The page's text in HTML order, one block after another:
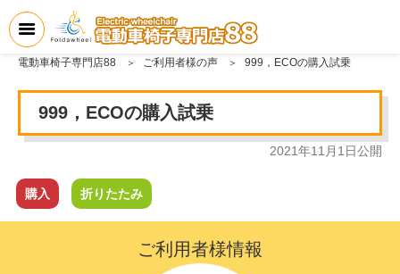
電動車椅子専門店88 ご利用者様の声 999，ECOの購入試乗
999，ECOの購入試乗
2021年11月1日公開
購入 折りたたみ
ご利用者様情報